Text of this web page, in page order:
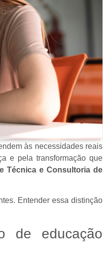
às necessidades reais
e pela transformação que
Técnica e Consultoria de
Entender essa distinção
de educação